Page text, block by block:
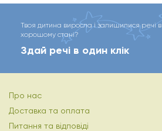
Твоя дитина виросла і залишилися речі в
хорошому стані?
Здай речі в один клік
Про нас
Доставка та оплата
Питання та відповіді